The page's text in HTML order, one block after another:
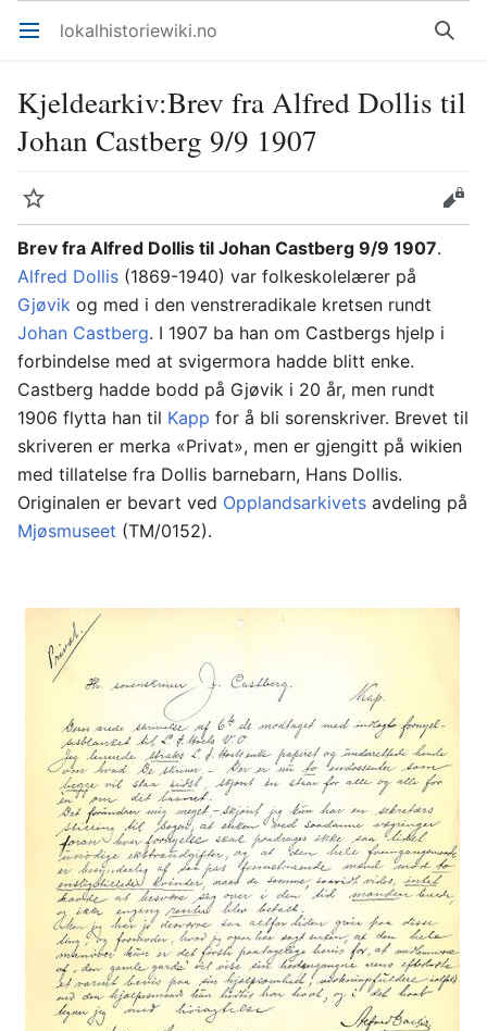
Åpne hovedmenyen lokalhistoriewiki.no Søk
Kjeldearkiv:Brev fra Alfred Dollis til
Johan Castberg 9/9 1907
Overvåk
Rediger
Brev fra Alfred Dollis til Johan Castberg 9/9 1907.
Alfred Dollis (1869-1940) var folkeskolelærer på
Gjøvik og med i den venstreradikale kretsen rundt
Johan Castberg. I 1907 ba han om Castbergs hjelp i
forbindelse med at svigermora hadde blitt enke.
Castberg hadde bodd på Gjøvik i 20 år, men rundt
1906 flytta han til Kapp for å bli sorenskriver. Brevet til
skriveren er merka «Privat», men er gjengitt på wikien
med tillatelse fra Dollis barnebarn, Hans Dollis.
Originalen er bevart ved Opplandsarkivets avdeling på
Mjøsmuseet (TM/0152).